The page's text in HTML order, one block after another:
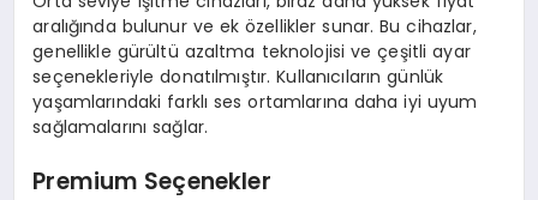
aralığında bulunur ve ek özellikler sunar. Bu cihazlar,
genellikle gürültü azaltma teknolojisi ve çeşitli ayar
seçenekleriyle donatılmıştır. Kullanıcıların günlük
yaşamlarındaki farklı ses ortamlarına daha iyi uyum
sağlamalarını sağlar.
Premium Seçenekler